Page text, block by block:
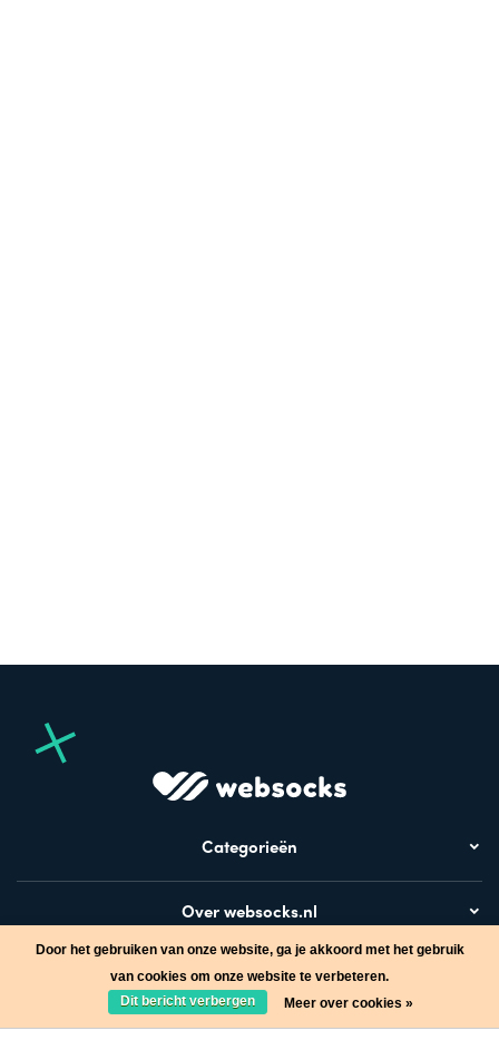
Categorieën
Over websocks.nl
Bezoek ook
Door het gebruiken van onze website, ga je akkoord met het gebruik
van cookies om onze website te verbeteren.
Dit bericht verbergen
Meer over cookies »